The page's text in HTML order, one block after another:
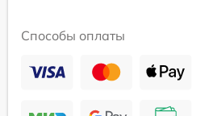
Способы оплаты